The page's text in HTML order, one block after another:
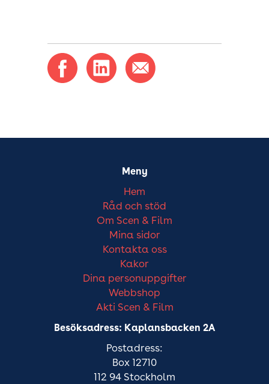
Meny
Hem
Råd och stöd
Om Scen & Film
Mina sidor
Kontakta oss
Kakor
Dina personuppgifter
Webbshop
Akti Scen & Film
Besöksadress: Kaplansbacken 2A
Postadress:
Box 12710
112 94 Stockholm